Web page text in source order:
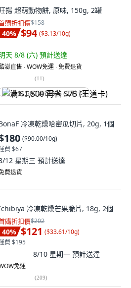
揚 超萌動物餅, 原味, 150g, 2罐
購折扣價$158
40% $94 ($3.13/10g)
天 8/8 (六) 預計送達
澎直售 ∙ WOW免運 ∙ 免費退貨
(11)
满 $1,500 再省 $75 (王道卡)
冷凍乾燥哈密瓜切片, 20g, 1個
($90.00/10g)
費 $67
12 星期三 預計送達
費退貨
冷凍乾燥芒果脆片, 18g, 2個
購折扣價$202
40% $121 ($33.61/10g)
費 $195
8/10 星期一 預計送達
免運
(209)